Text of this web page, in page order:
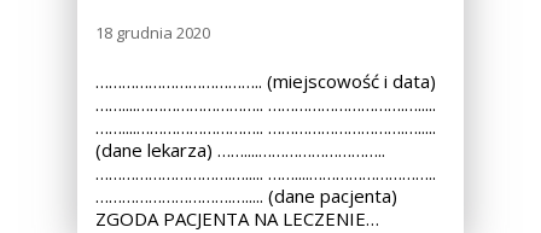
18 grudnia 2020
……………………………….. (miejscowość i data)
……....……………………….. ………………………….….....
……....……………………….. ………………………….….....
(dane lekarza) ……....………………………..
………………………….…..... ……....………………………..
………………………….…..... (dane pacjenta)
ZGODA PACJENTA NA LECZENIE…